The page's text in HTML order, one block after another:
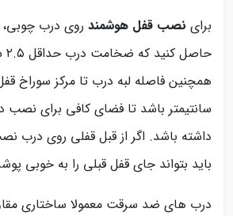
برای نصب قفل هوشمند روی درب چوبی،
سانتیمتر باشد تا فضای کافی برای نصب
داشته باشد. اگر از قبل قفلی روی درب
باید بتواند جای قفل قبلی را به خوبی
درب های ضد سرقت معمولا ساختاری